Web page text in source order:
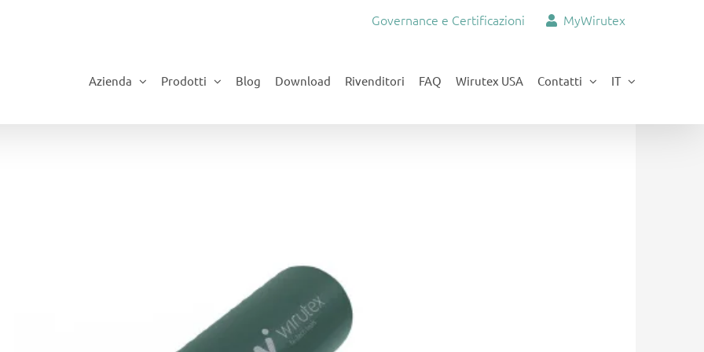
Governance e Certificazioni MyWirutex
Azienda Prodotti Blog Download Rivenditori FAQ Wirutex USA Contatti IT